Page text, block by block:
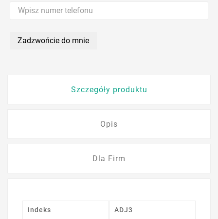
Zadzwońcie do mnie
Szczegóły produktu
Opis
Dla Firm
Indeks ADJ3